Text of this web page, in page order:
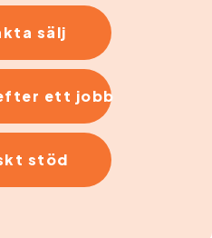
sälj
ett jobb
stöd